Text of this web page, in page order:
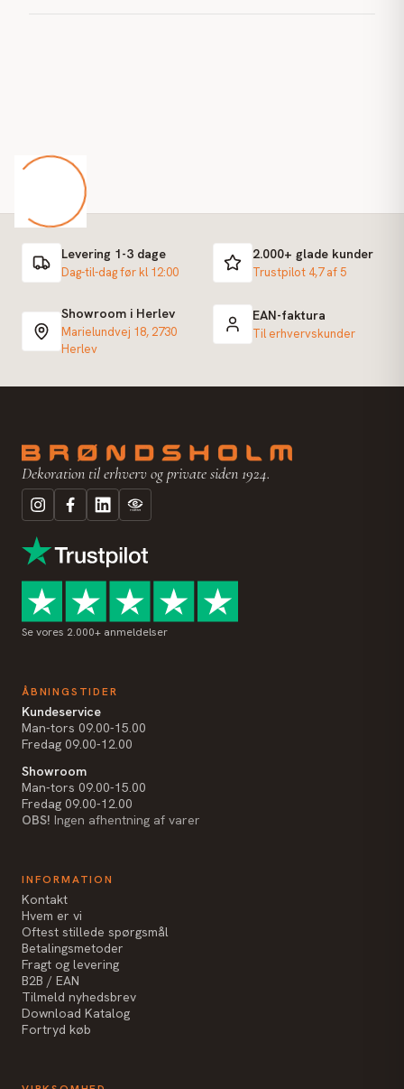
Levering 1-3 dage
Dag-til-dag før kl 12:00
2.000+ glade kunder
Trustpilot 4,7 af 5
Showroom i Herlev
Marielundvej 18, 2730
Herlev
EAN-faktura
Til erhvervskunder
Dekoration til erhverv og private siden 1924.
Se vores 2.000+ anmeldelser
ÅBNINGSTIDER
Kundeservice
Man-tors 09.00-15.00
Fredag 09.00-12.00
Showroom
Man-tors 09.00-15.00
Fredag 09.00-12.00
OBS! Ingen afhentning af varer
INFORMATION
Kontakt
Hvem er vi
Oftest stillede spørgsmål
Betalingsmetoder
Fragt og levering
B2B / EAN
Tilmeld nyhedsbrev
Download Katalog
Fortryd køb